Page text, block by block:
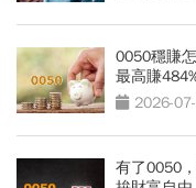
0050穩賺
最高賺
化」2026-
有了0050